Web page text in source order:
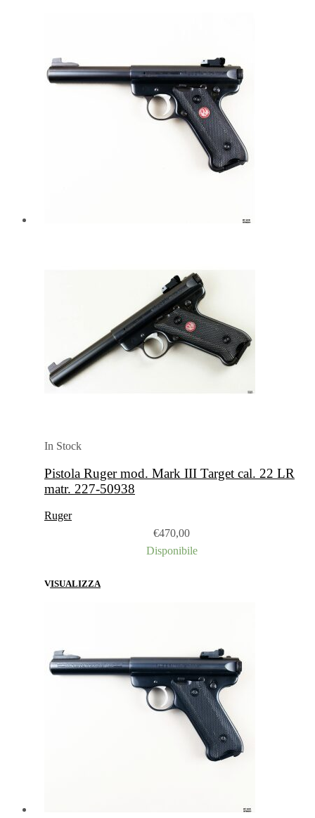
In Stock
Pistola Ruger mod. Mark III Target cal. 22 LR
matr. 227-50938
Ruger
€470,00
Disponibile
VISUALIZZA